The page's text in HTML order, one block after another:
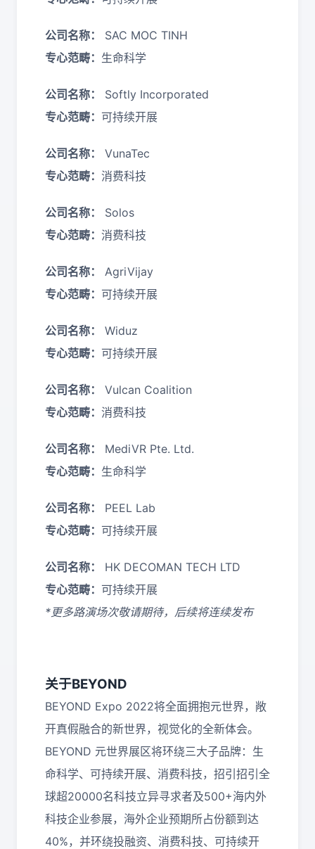
公司名称：
SAC MOC TINH
专心范畴： 生命科学
公司名称：
Softly Incorporated
专心范畴： 可持续开展
公司名称：
VunaTec
专心范畴： 消费科技
公司名称：
Solos
专心范畴： 消费科技
公司名称：
AgriVijay
专心范畴： 可持续开展
公司名称：
Widuz
专心范畴： 可持续开展
公司名称：
Vulcan Coalition
专心范畴： 消费科技
公司名称：
MediVR Pte. Ltd.
专心范畴： 生命科学
公司名称：
PEEL Lab
专心范畴： 可持续开展
公司名称：
HK DECOMAN TECH LTD
专心范畴： 可持续开展
*更多路演场次敬请期待，后续将连续发布
关于BEYOND
BEYOND Expo 2022将全面拥抱元世界，敞
开真假融合的新世界，视觉化的全新体会。
BEYOND 元世界展区将环绕三大子品牌：生
命科学、可持续开展、消费科技，招引招引全
球超20000名科技立异寻求者及500+海内外
科技企业参展，海外企业预期所占份额到达
40%，并环绕投融资、消费科技、可持续开